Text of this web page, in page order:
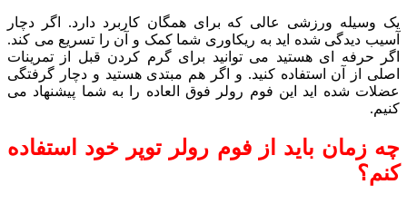
یک وسیله ورزشی عالی که برای همگان کاربرد دارد. اگر دچار
آسیب دیدگی شده اید به ریکاوری شما کمک و آن را تسریع می کند.
اگر حرفه ای هستید می توانید برای گرم کردن قبل از تمرینات
اصلی از آن استفاده کنید. و اگر هم مبتدی هستید و دچار گرفتگی
عضلات شده اید این فوم رولر فوق العاده را به شما پیشنهاد می
کنیم.
چه زمان باید از فوم رولر توپر خود استفاده
کنم؟